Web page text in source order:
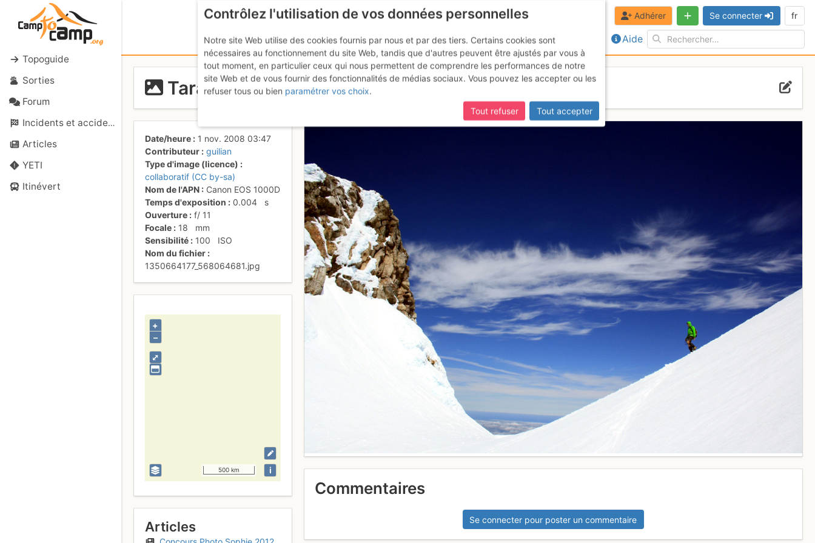
Topoguide
Sorties
Forum
Incidents et accidents
Articles
YETI
Itinévert
Aide
Adhérer Se connecter fr
Tarana Qui ? (NZ)
Date/heure
1 nov. 2008 03:47
Contributeur
guilian
Type d'image (licence)
collaboratif (CC by-sa)
Nom de l'APN
Canon EOS 1000D
Temps d'exposition
0.004
s
Ouverture
f/11
Focale
18
mm
Sensibilité
100
ISO
Nom du fichier
1350664177_568064681.jpg
⤢
+
–
500 km i
Articles
Commentaires
Se connecter pour poster un commentaire
Contrôlez l'utilisation de vos données personnelles
Notre site Web utilise des cookies fournis par nous et par des tiers. Certains cookies sont
nécessaires au fonctionnement du site Web, tandis que d'autres peuvent être ajustés par vous à
tout moment, en particulier ceux qui nous permettent de comprendre les performances de notre
site Web et de vous fournir des fonctionnalités de médias sociaux. Vous pouvez les accepter ou les
refuser tous ou bien paramétrer vos choix.
Tout refuser
Tout accepter